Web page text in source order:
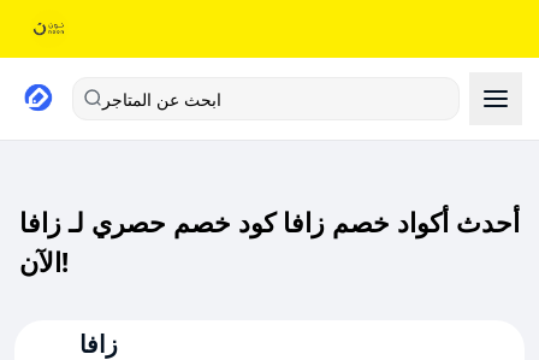
ابحث عن المتاجر
أحدث أكواد خصم زافا كود خصم حصري لـ زافا
الآن!
زافا